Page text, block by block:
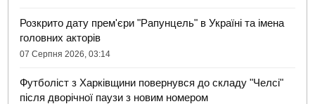
Розкрито дату прем'єри "Рапунцель" в Україні та імена
головних акторів
07 Серпня 2026, 03:14
Футболіст з Харківщини повернувся до складу "Челсі"
після дворічної паузи з новим номером